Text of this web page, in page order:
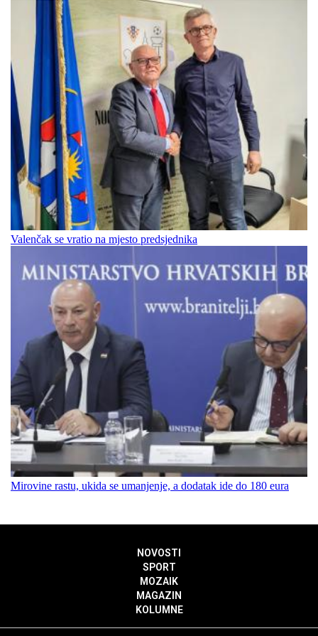
Valenčak se vratio na mjesto predsjednika
Mirovine rastu, ukida se umanjenje, a dodatak ide do 180 eura
NOVOSTI
SPORT
MOZAIK
MAGAZIN
KOLUMNE